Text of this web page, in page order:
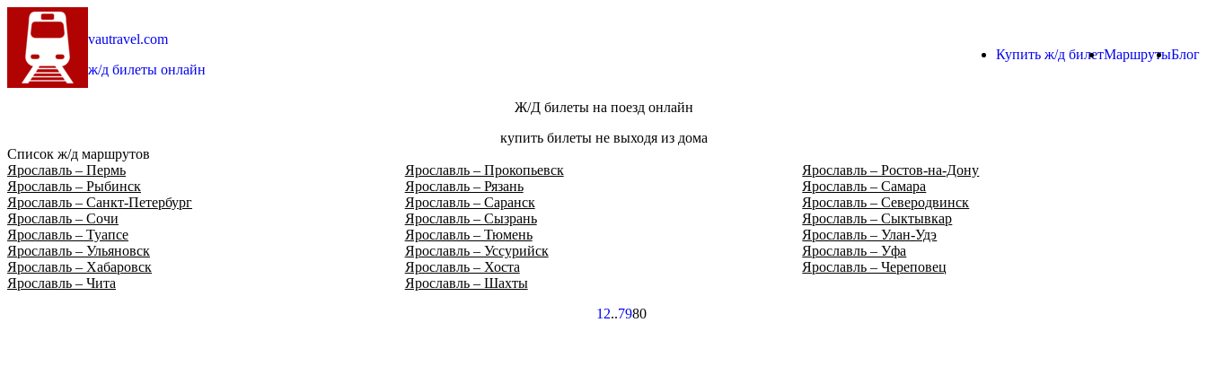
vautravel.com
ж/д билеты онлайн
Купить ж/д билетМаршрутыБлог
Ж/Д билеты на поезд онлайн
купить билеты не выходя из дома
Список ж/д маршрутов
Ярославль – Пермь
Ярославль – Прокопьевск
Ярославль – Ростов-на-Дону
Ярославль – Рыбинск
Ярославль – Рязань
Ярославль – Самара
Ярославль – Санкт-Петербург
Ярославль – Саранск
Ярославль – Северодвинск
Ярославль – Сочи
Ярославль – Сызрань
Ярославль – Сыктывкар
Ярославль – Туапсе
Ярославль – Тюмень
Ярославль – Улан-Удэ
Ярославль – Ульяновск
Ярославль – Уссурийск
Ярославль – Уфа
Ярославль – Хабаровск
Ярославль – Хоста
Ярославль – Череповец
Ярославль – Чита
Ярославль – Шахты
1 2..7980